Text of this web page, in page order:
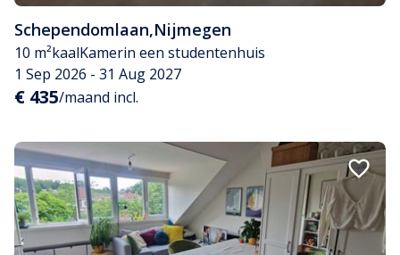
Schependomlaan,Nijmegen
10 m²kaalKamerin een studentenhuis
1 Sep 2026 - 31 Aug 2027
€ 435/maand incl.